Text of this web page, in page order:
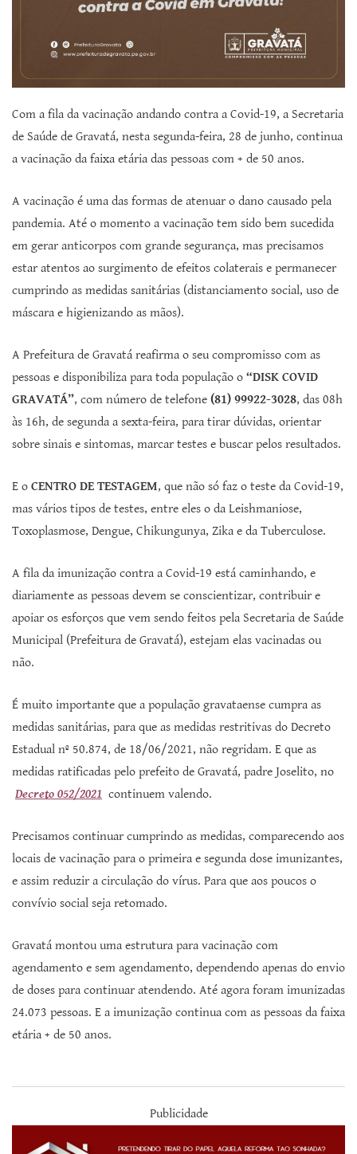
Com a fila da vacinação andando contra a Covid-19, a Secretaria
de Saúde de Gravatá, nesta segunda-feira, 28 de junho, continua
a vacinação da faixa etária das pessoas com + de 50 anos.
A vacinação é uma das formas de atenuar o dano causado pela
pandemia. Até o momento a vacinação tem sido bem sucedida
em gerar anticorpos com grande segurança, mas precisamos
estar atentos ao surgimento de efeitos colaterais e permanecer
cumprindo as medidas sanitárias (distanciamento social, uso de
máscara e higienizando as mãos).
A Prefeitura de Gravatá reafirma o seu compromisso com as
pessoas e disponibiliza para toda população o “DISK COVID
GRAVATÁ”, com número de telefone (81) 99922-3028, das 08h
às 16h, de segunda a sexta-feira, para tirar dúvidas, orientar
sobre sinais e sintomas, marcar testes e buscar pelos resultados.
E o CENTRO DE TESTAGEM, que não só faz o teste da Covid-19,
mas vários tipos de testes, entre eles o da Leishmaniose,
Toxoplasmose, Dengue, Chikungunya, Zika e da Tuberculose.
A fila da imunização contra a Covid-19 está caminhando, e
diariamente as pessoas devem se conscientizar, contribuir e
apoiar os esforços que vem sendo feitos pela Secretaria de Saúde
Municipal (Prefeitura de Gravatá), estejam elas vacinadas ou
não.
É muito importante que a população gravataense cumpra as
medidas sanitárias, para que as medidas restritivas do Decreto
Estadual nº 50.874, de 18/06/2021, não regridam. E que as
medidas ratificadas pelo prefeito de Gravatá, padre Joselito, no
Decreto 052/2021 continuem valendo.
Precisamos continuar cumprindo as medidas, comparecendo aos
locais de vacinação para o primeira e segunda dose imunizantes,
e assim reduzir a circulação do vírus. Para que aos poucos o
convívio social seja retomado.
Gravatá montou uma estrutura para vacinação com
agendamento e sem agendamento, dependendo apenas do envio
de doses para continuar atendendo. Até agora foram imunizadas
24.073 pessoas. E a imunização continua com as pessoas da faixa
etária + de 50 anos.
Publicidade